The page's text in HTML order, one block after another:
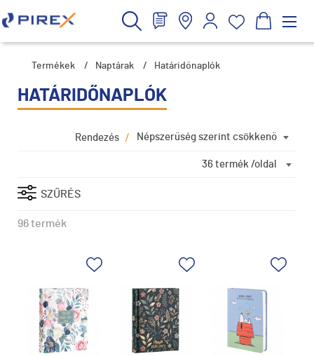
Termékek / Naptárak / Határidőnaplók
HATÁRIDŐNAPLÓK
Népszerűség szerint csökkenő
Rendezés /
36 termék /oldal
SZŰRÉS
96 termék